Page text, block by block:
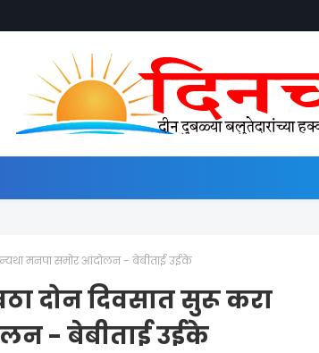
मनपा समोर आंदोलन - बेबीताई उईके
दोन दिवसात सुरू करा
- बेबीताई उईके